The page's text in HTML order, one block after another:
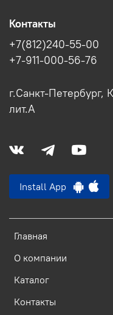
Главная
О компании
Каталог
Контакты
Контакты
+7(812)240-55-00
+7-911-000-56-76
г.Санкт-
лит.А
Install App